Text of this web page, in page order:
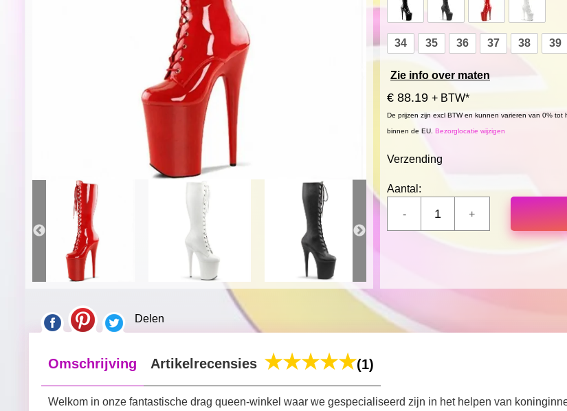
34 35 36 37 38 39
Zie info over maten
€ 88.19 + BTW*
De prijzen zijn excl BTW en kunnen varieren van 0%
binnen de EU. Bezorglocatie wijzigen
Verzending
Aantal:
Delen
Omschrijving Artikelrecensies (1)
Welkom in onze fantastische drag queen-winkel waar we gespecialiseerd zijn in het helpen van